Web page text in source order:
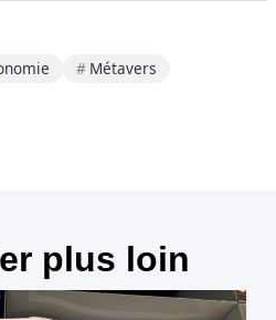
Métavers
plus loin